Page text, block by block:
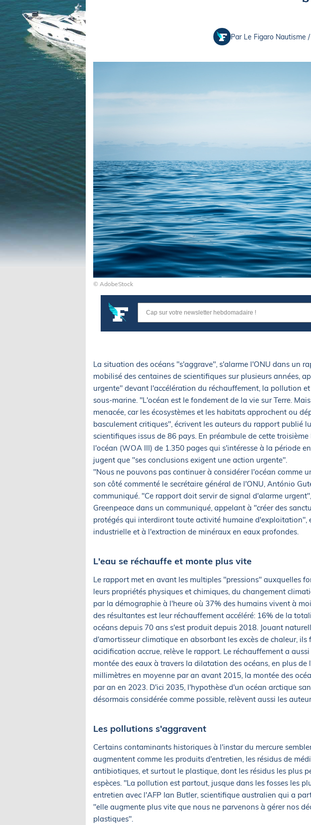
Pêche en mer
Plongée
Par Le Figaro Nautisme
© AdobeStock
La situation des océans "s'aggrave", s'alarme l'ONU dans un
mobilisé des centaines de scientifiques sur plusieurs années,
urgente" devant l'accélération du réchauffement, la pollution
sous-marine. "L'océan est le fondement de la vie sur Terre.
menacée, car les écosystèmes et les habitats approchent ou
basculement critiques", écrivent les auteurs du rapport publié
scientifiques issus de 86 pays. En préambule de cette
l'océan (WOA III) de 1.350 pages qui s'intéresse à la période
jugent que "ses conclusions exigent une action urgente".
"Nous ne pouvons pas continuer à considérer l'océan comme
son côté commenté le secrétaire général de l'ONU, António
communiqué. "Ce rapport doit servir de signal d'alarme
Greenpeace dans un communiqué, appelant à "créer des
protégés qui interdiront toute activité humaine d'exploitation",
industrielle et à l'extraction de minéraux en eaux profondes.
L'eau se réchauffe et monte plus vite
Le rapport met en avant les multiples "pressions" auxquelles
leurs propriétés physiques et chimiques, du changement
par la démographie à l'heure où 37% des humains vivent à
des résultantes est leur réchauffement accéléré: 16% de la
océans depuis 70 ans s'est produit depuis 2018. Jouant
d'amortisseur climatique en absorbant les excès de chaleur, ils
acidification accrue, relève le rapport. Le réchauffement a
montée des eaux à travers la dilatation des océans, en plus de
millimètres en moyenne par an avant 2015, la montée des
par an en 2023. D'ici 2035, l'hypothèse d'un océan arctique
désormais considérée comme possible, relèvent aussi les
Les pollutions s'aggravent
Certains contaminants historiques à l'instar du mercure
augmentent comme les produits d'entretien, les résidus de
antibiotiques, et surtout le plastique, dont les résidus les plus
espèces. "La pollution est partout, jusque dans les fosses les
entretien avec l'AFP Ian Butler, scientifique australien qui a
"elle augmente plus vite que nous ne parvenons à gérer nos
plastiques".